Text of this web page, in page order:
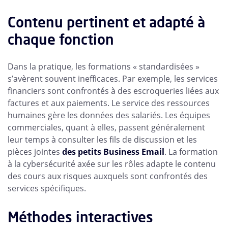
Contenu pertinent et adapté à
chaque fonction
Dans la pratique, les formations « standardisées »
s’avèrent souvent inefficaces. Par exemple, les services
financiers sont confrontés à des escroqueries liées aux
factures et aux paiements. Le service des ressources
humaines gère les données des salariés. Les équipes
commerciales, quant à elles, passent généralement
leur temps à consulter les fils de discussion et les
pièces jointes des petits Business Email. La formation
à la cybersécurité axée sur les rôles adapte le contenu
des cours aux risques auxquels sont confrontés des
services spécifiques.
Méthodes interactives